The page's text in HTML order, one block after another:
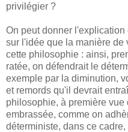
privilégier ?
On peut donner
sur l'idée que la manière de
cette philosophie : ainsi,
ratée, on défendrait le
exemple par la diminution,
et remords qu'il devrait
philosophie, à première
embrassée, comme on
déterministe, dans ce